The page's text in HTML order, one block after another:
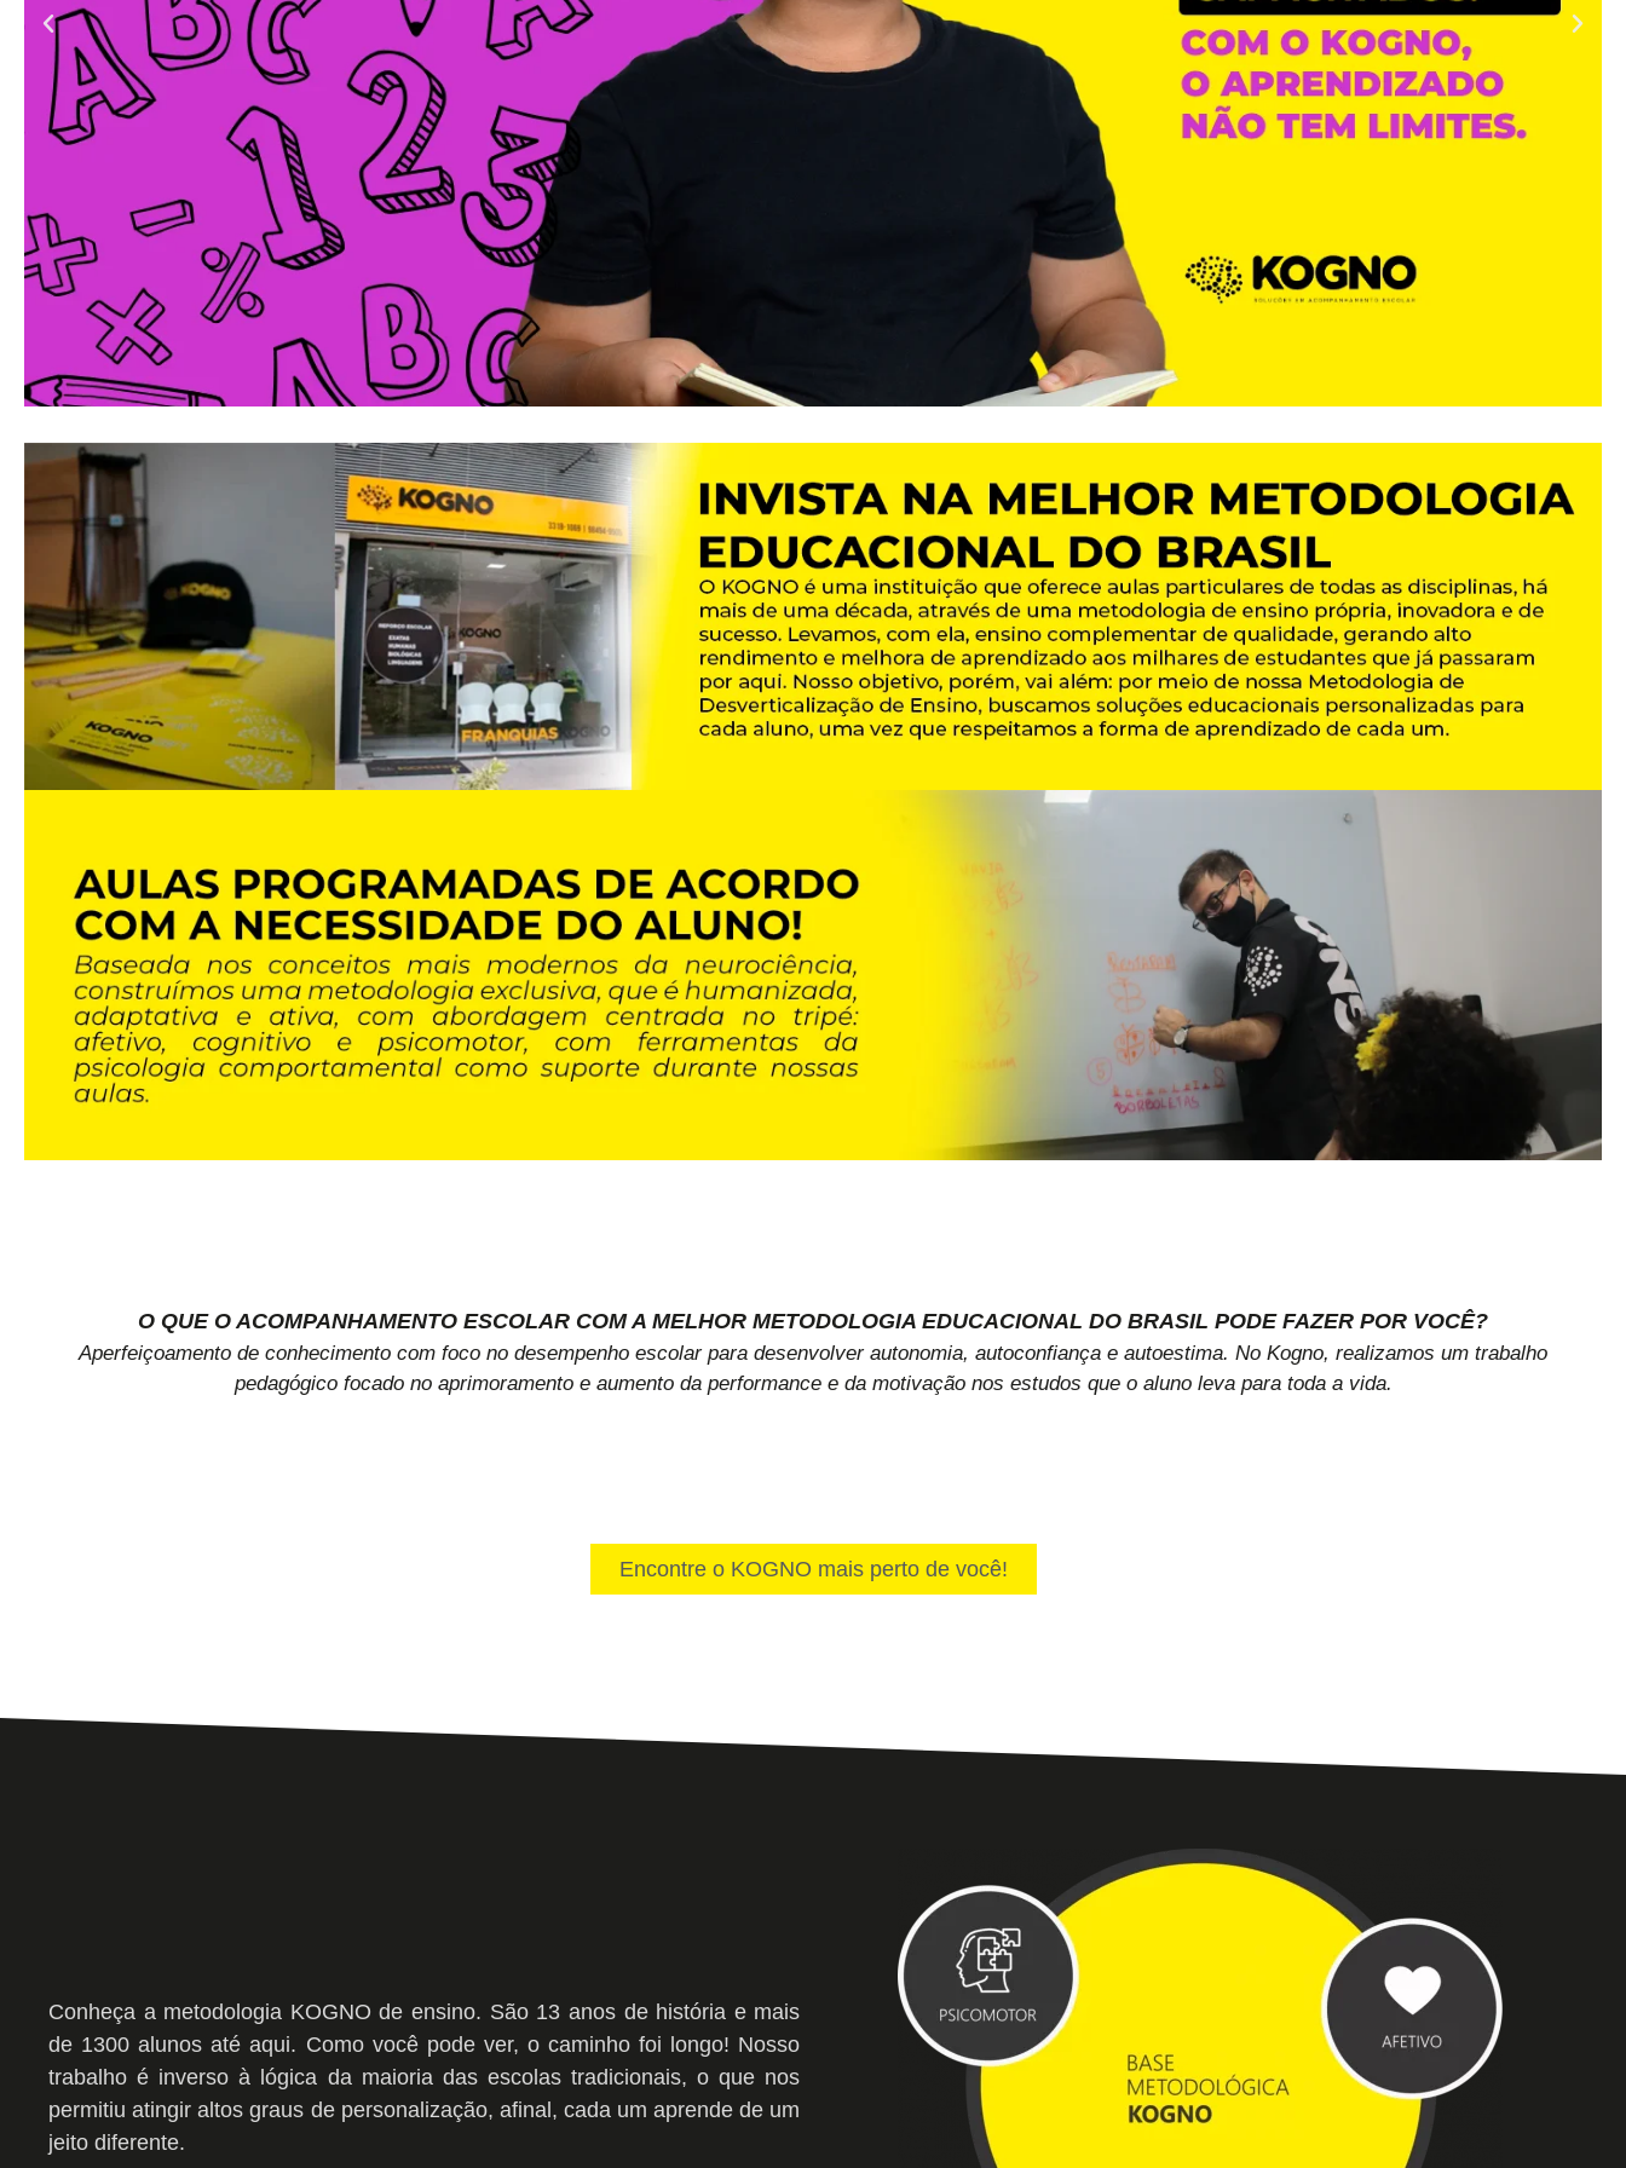
O QUE O ACOMPANHAMENTO ESCOLAR COM A MELHOR METODOLOGIA EDUCACIONAL DO BRASIL PODE FAZER POR VOCÊ?
Aperfeiçoamento de conhecimento com foco no desempenho escolar para desenvolver autonomia, autoconfiança e autoestima. No Kogno, realizamos um trabalho
pedagógico focado no aprimoramento e aumento da performance e da motivação nos estudos que o aluno leva para toda a vida.
Encontre o KOGNO mais perto de você!
Conheça a metodologia KOGNO de ensino. São 13 anos de história e mais
de 1300 alunos até aqui. Como você pode ver, o caminho foi longo! Nosso
trabalho é inverso à lógica da maioria das escolas tradicionais, o que nos
permitiu atingir altos graus de personalização, afinal, cada um aprende de um
jeito diferente.